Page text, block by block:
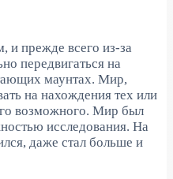
и прежде всего из-за
передвигаться на
маунтах. Мир,
на нахождения тех или
возможного. Мир был
исследования. На
даже стал больше и